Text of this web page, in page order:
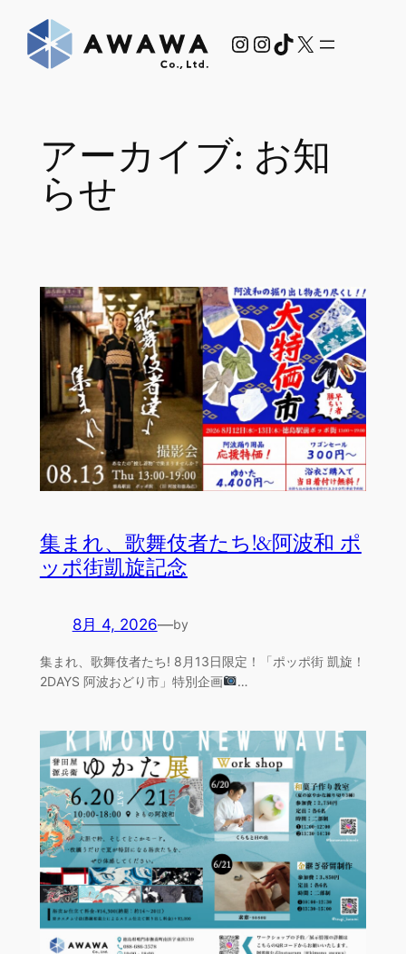
Instagram
Instagram
TikTok
X
アーカイブ: お知
らせ
集まれ、歌舞伎者たち!&阿波和 ポ
ッポ街凱旋記念
8月 4, 2026—by
集まれ、歌舞伎者たち! 8月13日限定！「ポッポ街 凱旋！
2DAYS 阿波おどり市」特別企画
…